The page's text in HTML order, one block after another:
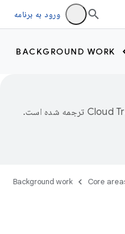
ورود به برنامه
BACKGROUND WORK
ترجمه شده است.
Core
Background work